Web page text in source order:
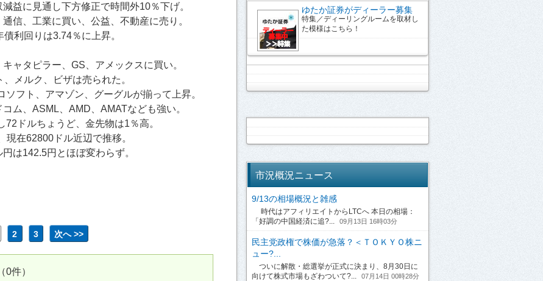
益に見通し下方修正で時間外10％下げ。
信、工業に買い、公益、不動産に売り。
利回りは3.74％に上昇。
ャタピラー、GS、アメックスに買い。
メルク、ビザは売られた。
フト、アマゾン、グーグルが揃って上昇。
ム、ASML、AMD、AMATなども強い。
ドルちょうど、金先物は1％高。
現在62800ドル近辺で推移。
は142.5円とほぼ変わらず。
2 3 次へ >>
0件）
ゆたか証券がディーラー募集
特集／ディーリングルームを取材し
た模様はこちら！
市況概況ニュース
9/13の相場概況と雑感
時代はアフィリエイトからLTCへ 本日の相場：
「好調の中国経済に追?...
09月13日 16時03分
民主党政権で株価が急落？＜ＴＯＫＹＯ株ニ
ュー?...
ついに解散・総選挙が正式に決まり、8月30日に
向けて株式市場もざわついて?...
07月14日 00時28分